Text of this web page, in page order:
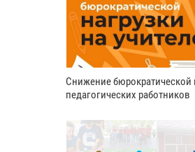
Снижение бюрократической
педагогических работников